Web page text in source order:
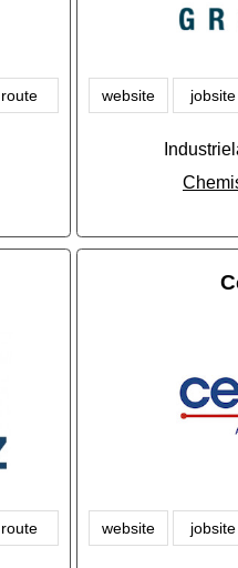
route website jobsite
route website jobsite